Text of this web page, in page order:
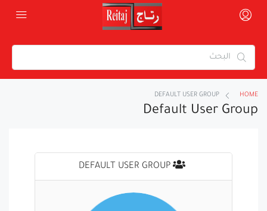
HOME
DEFAULT USER GROUP
Default User Group